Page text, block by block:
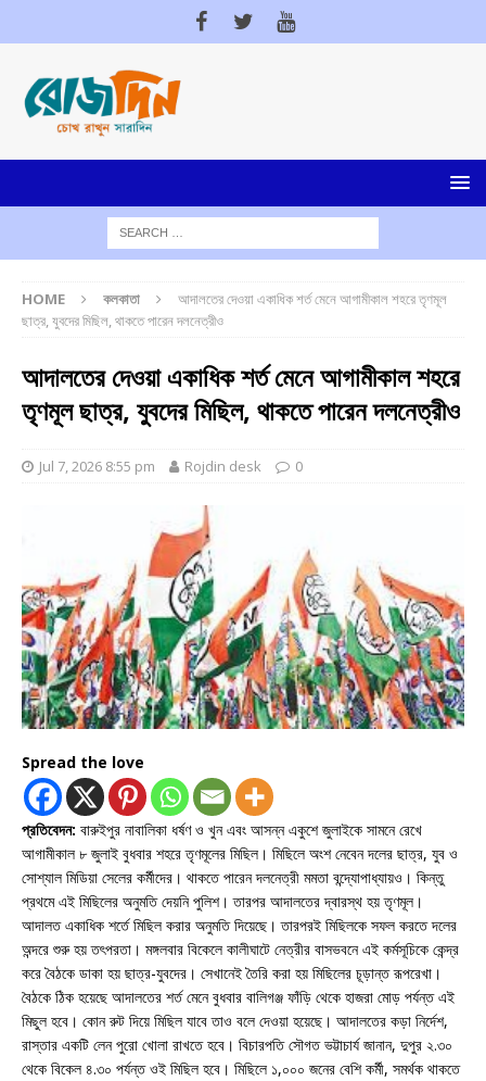
HOME কলকাতা
আদালতের দেওয়া একাধিক শর্ত মেনে আগামীকাল শহরে তৃণমূল
ছাত্র, যুবদের মিছিল, থাকতে পারেন দলনেত্রীও
আদালতের দেওয়া একাধিক শর্ত মেনে আগামীকাল শহরে
তৃণমূল ছাত্র, যুবদের মিছিল, থাকতে পারেন দলনেত্রীও
Jul 7, 2026 8:55 pm Rojdin desk 0
Spread the love
প্রতিবেদন: বারুইপুর নাবালিকা ধর্ষণ ও খুন এবং আসন্ন একুশে জুলাইকে সামনে রেখে
আগামীকাল ৮ জুলাই বুধবার শহরে তৃণমূলের মিছিল। মিছিলে অংশ নেবেন দলের ছাত্র, যুব ও
সোশ্যাল মিডিয়া সেলের কর্মীদের। থাকতে পারেন দলনেত্রী মমতা বন্দ্যোপাধ্যায়ও। কিন্তু
প্রথমে এই মিছিলের অনুমতি দেয়নি পুলিশ। তারপর আদালতের দ্বারস্থ হয় তৃণমূল।
আদালত একাধিক শর্তে মিছিল করার অনুমতি দিয়েছে। তারপরই মিছিলকে সফল করতে দলের
অন্দরে শুরু হয় তৎপরতা। মঙ্গলবার বিকেলে কালীঘাটে নেত্রীর বাসভবনে এই কর্মসূচিকে কেন্দ্র
করে বৈঠকে ডাকা হয় ছাত্র-যুবদের। সেখানেই তৈরি করা হয় মিছিলের চূড়ান্ত রূপরেখা।
বৈঠকে ঠিক হয়েছে আদালতের শর্ত মেনে বুধবার বালিগঞ্জ ফাঁড়ি থেকে হাজরা মোড় পর্যন্ত এই
মিছুল হবে। কোন রুট দিয়ে মিছিল যাবে তাও বলে দেওয়া হয়েছে। আদালতের কড়া নির্দেশ,
রাস্তার একটি লেন পুরো খোলা রাখতে হবে। বিচারপতি সৌগত ভট্টাচার্য জানান, দুপুর ২.৩০
থেকে বিকেল ৪.৩০ পর্যন্ত ওই মিছিল হবে। মিছিলে ১,০০০ জনের বেশি কর্মী, সমর্থক থাকতে